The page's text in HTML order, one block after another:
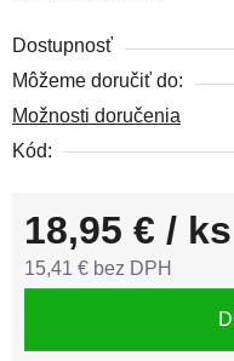
Dostupnosť
Môžeme doručiť do:
Možnosti doručenia
Kód:
18,95 € / ks
15,41 € bez DPH